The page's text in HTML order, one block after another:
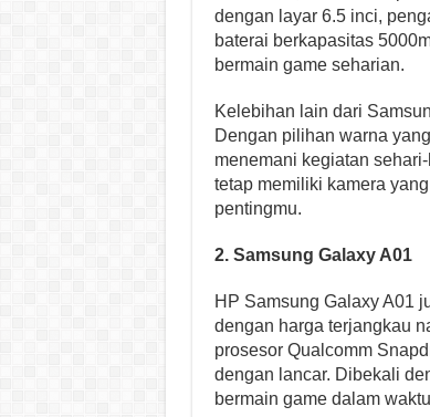
dengan layar 6.5 inci,
baterai berkapasitas
bermain game seharian.
Kelebihan lain dari
Dengan pilihan warna
menemani kegiatan
tetap memiliki kamera
pentingmu.
2. Samsung Galaxy A01
HP Samsung Galaxy A01
dengan harga terjangkau
prosesor Qualcomm
dengan lancar. Dibekali
bermain game dalam